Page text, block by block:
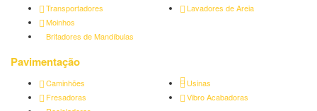
Transportadores
Moinhos
Britadores de Mandíbulas
Lavadores de Areia
Pavimentação
Caminhões
Fresadoras
Usinas
Vibro Acabadoras